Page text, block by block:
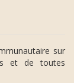
sur
et de toutes